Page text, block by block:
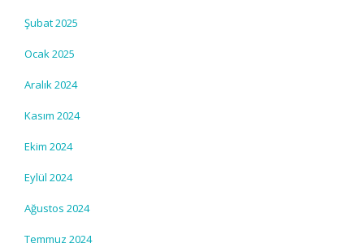
Şubat 2025
Ocak 2025
Aralık 2024
Kasım 2024
Ekim 2024
Eylül 2024
Ağustos 2024
Temmuz 2024